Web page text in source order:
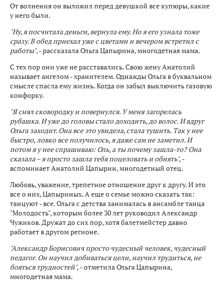
От волнения он выложил перед девушкой все купюры, какие
у него были.
"Ну, я посчитала деньги, вернула ему. Но я его узнала тоже
сразу. В обед приехал уже с цветами и вечером встретил с
работы", - рассказала Ольга Цапырина, многодетная мама.
С тех пор они уже не расставались. Свою жену Анатолий
называет ангелом - хранителем. Однажды Ольга в буквальном
смысле спасла ему жизнь. Когда он забыл выключить газовую
конфорку.
"Я снял сковородку и повернулся. У меня загорелась
рубашка. И уже до головы стало доходить, до волос. И вдруг
Ольга заходит. Она все это увидела, стала тушить. Так у нее
быстро, ловко все получилось, я даже сам не заметил. И
потом я у нее спрашиваю: Оль, а ты почему зашла-то? Она
сказала – я просто зашла тебя поцеловать и обнять", -
вспоминает Анатолий Цапырин, многодетный отец.
Любовь, уважение, трепетное отношение друг к другу. И это
все о них, Цапыриных. А еще о семье можно сказать так:
танцуют - все. Ольга с детства занималась в ансамбле танца
"Молодость", которым более 30 лет руководил Александр
Чужиков. Дружат до сих пор, хотя балетмейстер давно
работает в другом регионе.
"Александр Борисович просто чудесный человек, чудесный
педагог. Он научил добиваться цели, научил трудиться, не
бояться трудностей", - отметила Ольга Цапырина,
многодетная мама.